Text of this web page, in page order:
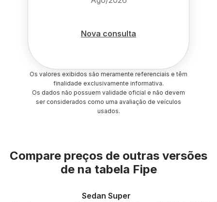
Nova consulta
Os valores exibidos são meramente referenciais e têm
finalidade exclusivamente informativa.
Os dados não possuem validade oficial e não devem
ser considerados como uma avaliação de veículos
usados.
Compare preços de outras versões
de na tabela Fipe
Sedan Super